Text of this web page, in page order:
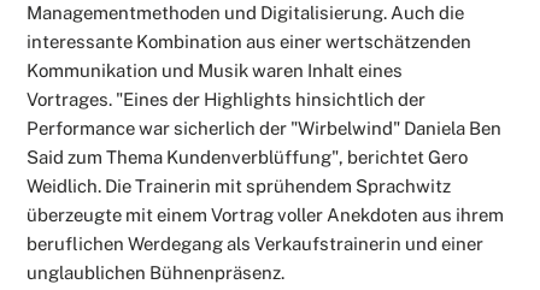
Managementmethoden und Digitalisierung. Auch die
interessante Kombination aus einer wertschätzenden
Kommunikation und Musik waren Inhalt eines
Vortrages. "Eines der Highlights hinsichtlich der
Performance war sicherlich der "Wirbelwind" Daniela Ben
Said zum Thema Kundenverblüffung", berichtet Gero
Weidlich. Die Trainerin mit sprühendem Sprachwitz
überzeugte mit einem Vortrag voller Anekdoten aus ihrem
beruflichen Werdegang als Verkaufstrainerin und einer
unglaublichen Bühnenpräsenz.